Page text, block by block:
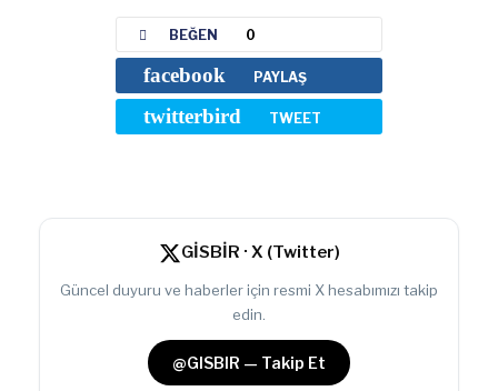
BEĞEN 0
facebook PAYLAŞ
twitterbird TWEET
GİSBİR · X (Twitter)
Güncel duyuru ve haberler için resmi X hesabımızı takip
edin.
@GISBIR — Takip Et